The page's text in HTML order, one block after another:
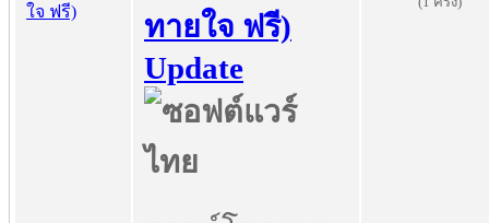
ทายใจ ฟรี)
Update